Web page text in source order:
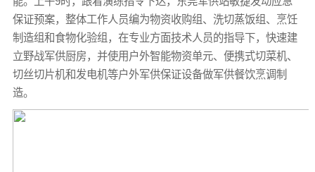
保证预案，整体工作人员编为物资收购组、洗切蒸饭组、烹饪
制造组和食物化验组，在专业方面技术人员的指导下，快速建
立野战军供厨房，并使用户外智能物资单元、便携式切菜机、
切丝切片机和发电机等户外军供保证设备做军供餐饮烹调制
造。